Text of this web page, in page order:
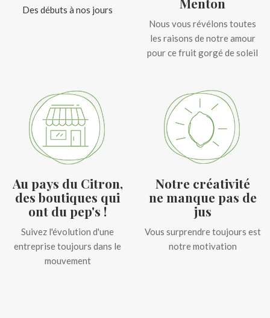
Des débuts à nos jours
Nous vous révélons toutes
les raisons de notre amour
pour ce fruit gorgé de soleil
Au pays du Citron,
des boutiques qui
ont du pep's !
Suivez l'évolution d'une
entreprise toujours dans le
mouvement
Notre créativité
ne manque pas de
jus
Vous surprendre toujours est
notre motivation